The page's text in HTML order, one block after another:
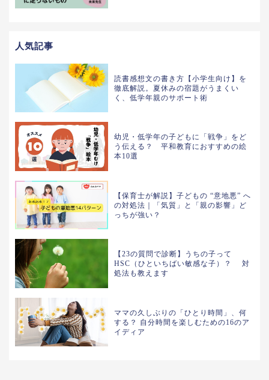
人気記事
読書感想文の書き方【小学生向け】を
徹底解説。夏休みの宿題がうまくい
く、低学年親のサポート術
幼児・低学年の子どもに「戦争」をど
う伝える？ 平和教育におすすめの絵
本10選
【保育士が解説】子どもの “意地悪” へ
の対処法｜「気質」と「親の影響」ど
っちが強い？
【23の質問で診断】うちの子って
HSC（ひといちばい敏感な子）？ 対
処法も教えます
ママの久しぶりの「ひとり時間」、何
する？ 自分時間を楽しむための16のア
イディア